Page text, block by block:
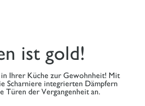
ist gold!
in Ihrer Küche zur Gewohnheit! Mit
Scharniere integrierten Dämpfern
Türen der Vergangenheit an.